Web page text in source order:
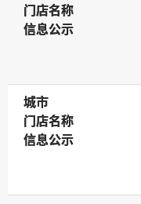
门店名称
门店名称
信息公示
信息公示
城市
城市
门店名称
门店名称
信息公示
信息公示